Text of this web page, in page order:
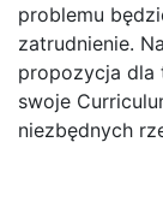
problemu
zatrudnienie.
propozycja dla
swoje
niezbędnych